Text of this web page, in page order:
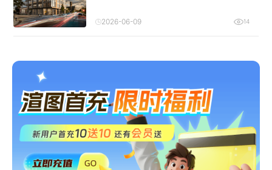
2026-06-09 14